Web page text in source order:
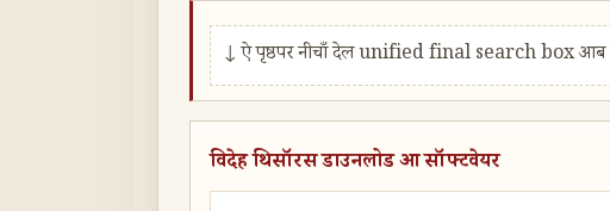
↓ ऐ पृष्ठपर नीचाँ देल unified final search box
विदेह थिसॉरस डाउनलोड आ सॉफ्टवेयर